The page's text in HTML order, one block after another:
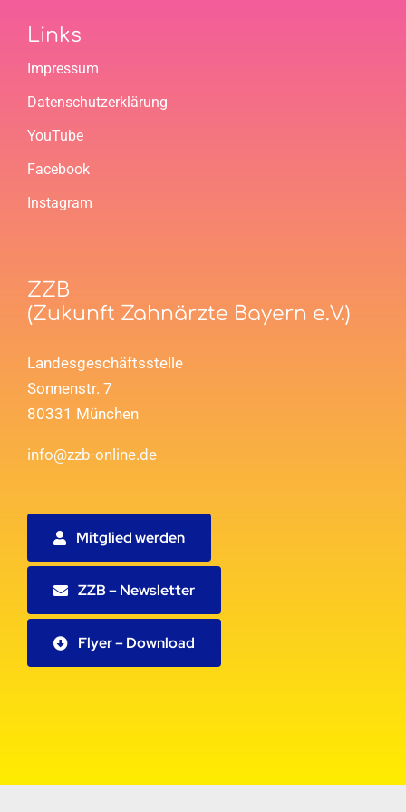
Links
Impressum
Datenschutzerklärung
YouTube
Facebook
Instagram
ZZB
(Zukunft Zahnärzte Bayern e.V.)
Landesgeschäftsstelle
Sonnenstr. 7
80331 München
info@zzb-online.de
Mitglied werden
ZZB – Newsletter
Flyer – Download